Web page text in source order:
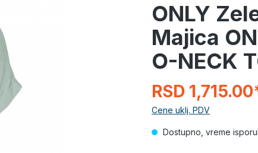
ONLY
Majica
O-NECK
RSD
Cene uklj. PDV
Dostupno, vreme